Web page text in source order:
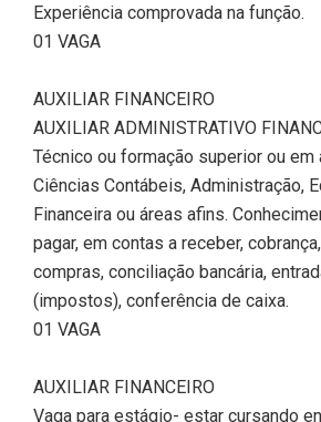
Experiência comprovada na função.
01 VAGA
AUXILIAR FINANCEIRO
AUXILIAR ADMINISTRATIVO
Técnico ou formação superior ou em
Ciências Contábeis, Administração,
Financeira ou áreas afins.
pagar, em contas a receber,
compras, conciliação bancária,
(impostos), conferência de caixa.
01 VAGA
AUXILIAR FINANCEIRO
Vaga para estágio- estar cursando